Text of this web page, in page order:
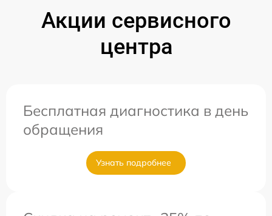
Акции сервисного
центра
Бесплатная диагностика в день
обращения
Узнать подробнее